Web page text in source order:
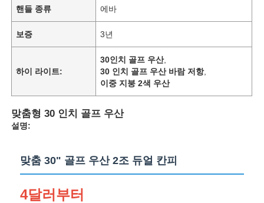
핸들 종류 에바
보증 3년
하이 라이트:
30인치 골프 우산,
30 인치 골프 우산 바람 저항,
이중 지붕 2색 우산
맞춤형 30 인치 골프 우산
설명:
맞춤 30" 골프 우산 2조 듀얼 칸피
4달러부터